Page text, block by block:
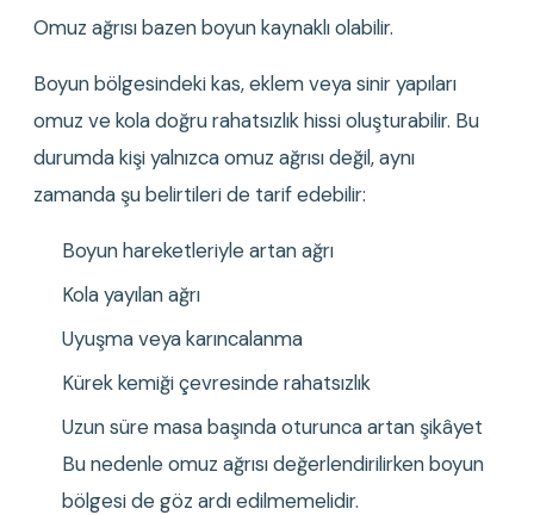
Omuz ağrısı bazen boyun kaynaklı olabilir.
Boyun bölgesindeki kas, eklem veya sinir yapıları
omuz ve kola doğru rahatsızlık hissi oluşturabilir. Bu
durumda kişi yalnızca omuz ağrısı değil, aynı
zamanda şu belirtileri de tarif edebilir:
Boyun hareketleriyle artan ağrı
Kola yayılan ağrı
Uyuşma veya karıncalanma
Kürek kemiği çevresinde rahatsızlık
Uzun süre masa başında oturunca artan şikâyet
Bu nedenle omuz ağrısı değerlendirilirken boyun
bölgesi de göz ardı edilmemelidir.